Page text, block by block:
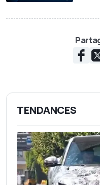
TENDANCES